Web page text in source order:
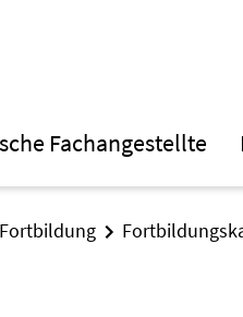
Fachangestellte
Fortbildung